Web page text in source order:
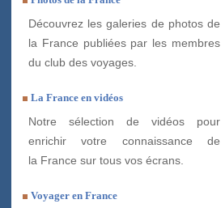
Découvrez les galeries de photos de
la France publiées par les membres
du club des voyages.
La France en vidéos
Notre sélection de vidéos pour
enrichir votre connaissance de
la France sur tous vos écrans.
Voyager en France